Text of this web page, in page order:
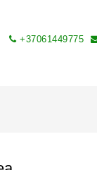
+37061449775